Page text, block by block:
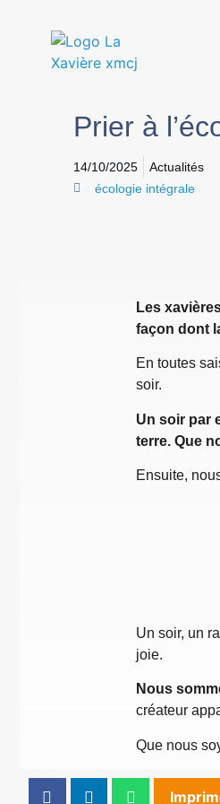
Prier à
14/10/2025
Actualités
écologie intégrale
Les
façon dont
En toutes
soir.
Un soir par
terre. Que
Ensuite,
Un soir, un
joie.
Nous
créateur
Que nous